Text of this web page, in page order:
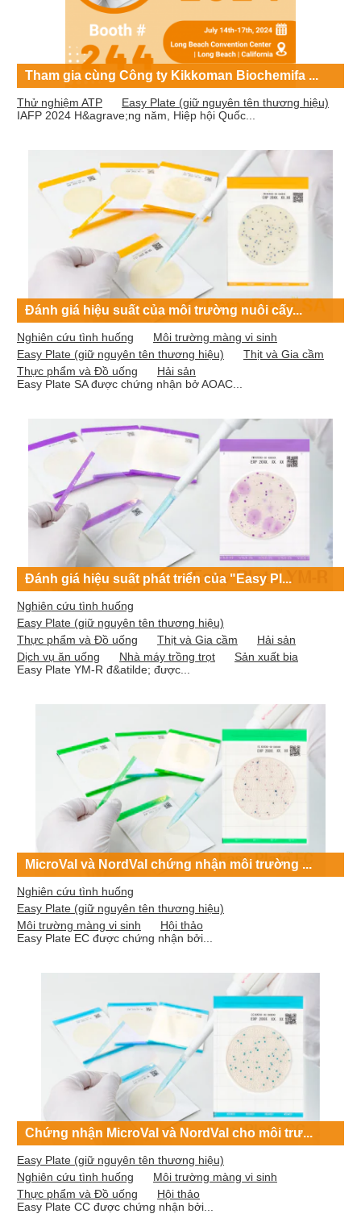
Tham gia cùng Công ty Kikkoman Biochemifa ...
Thử nghiệm ATP
Easy Plate (giữ nguyên tên thương hiệu)
IAFP 2024 H&agrave;ng năm, Hiệp hội Quốc...
Đánh giá hiệu suất của môi trường nuôi cấy...
Nghiên cứu tình huống
Môi trường màng vi sinh
Easy Plate (giữ nguyên tên thương hiệu)
Thịt và Gia cầm
Thực phẩm và Đồ uống
Hải sản
Easy Plate SA được chứng nhận bở AOAC...
Đánh giá hiệu suất phát triển của "Easy Pl...
Nghiên cứu tình huống
Easy Plate (giữ nguyên tên thương hiệu)
Thực phẩm và Đồ uống
Thịt và Gia cầm
Hải sản
Dịch vụ ăn uống
Nhà máy trồng trọt
Sản xuất bia
Easy Plate YM-R đ&atilde; được...
MicroVal và NordVal chứng nhận môi trường ...
Nghiên cứu tình huống
Easy Plate (giữ nguyên tên thương hiệu)
Môi trường màng vi sinh
Hội thảo
Easy Plate EC được chứng nhận bởi...
Chứng nhận MicroVal và NordVal cho môi trư...
Easy Plate (giữ nguyên tên thương hiệu)
Nghiên cứu tình huống
Môi trường màng vi sinh
Thực phẩm và Đồ uống
Hội thảo
Easy Plate CC được chứng nhận bởi...